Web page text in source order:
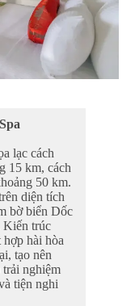
lạc cách
15 km, cách
50 km.
diện tích
bờ biển Dốc
Kiến trúc
hài hòa
tạo nên
nghiệm
tiện nghi